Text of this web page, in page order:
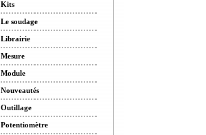
Kits
Le soudage
Librairie
Mesure
Module
Nouveautés
Outillage
Potentiomètre